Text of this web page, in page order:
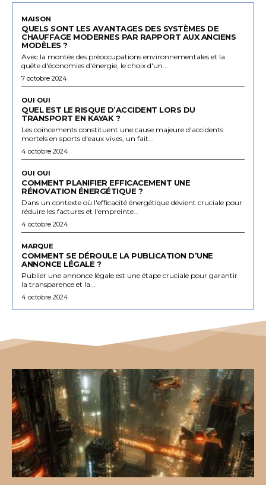
MAISON
QUELS SONT LES AVANTAGES DES SYSTÈMES DE
CHAUFFAGE MODERNES PAR RAPPORT AUX ANCIENS
MODÈLES ?
Avec la montée des préoccupations environnementales et la
quête d'économies d'énergie, le choix d'un...
7 octobre 2024
OUI OUI
QUEL EST LE RISQUE D’ACCIDENT LORS DU
TRANSPORT EN KAYAK ?
Les coincements constituent une cause majeure d'accidents
mortels en sports d'eaux vives, un fait...
4 octobre 2024
OUI OUI
COMMENT PLANIFIER EFFICACEMENT UNE
RÉNOVATION ÉNERGÉTIQUE ?
Dans un contexte où l'efficacité énergétique devient cruciale pour
réduire les factures et l'empreinte...
4 octobre 2024
MARQUE
COMMENT SE DÉROULE LA PUBLICATION D’UNE
ANNONCE LÉGALE ?
Publier une annonce légale est une étape cruciale pour garantir
la transparence et la...
4 octobre 2024